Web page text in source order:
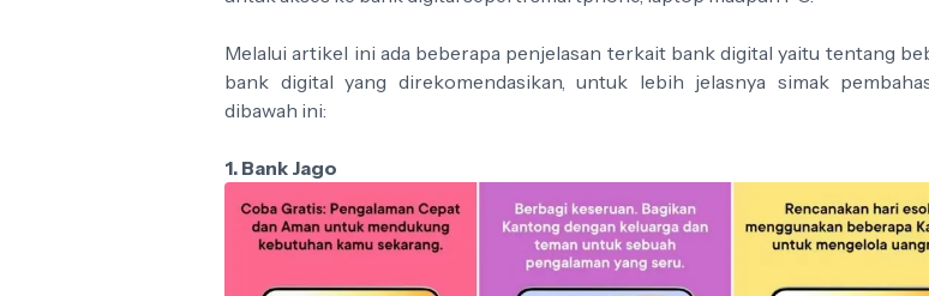
Melalui artikel ini ada beberapa penjelasan terkait bank digital yaitu tentang
bank digital yang direkomendasikan, untuk lebih jelasnya simak
dibawah ini:
1. Bank Jago